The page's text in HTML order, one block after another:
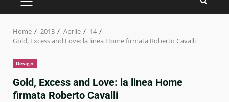
PRIMARY
MENU
Home 2013 Aprile
14
Gold, Excess and Love: la linea Home firmata Roberto Cavalli
Design
Gold, Excess and Love: la linea Home
firmata Roberto Cavalli